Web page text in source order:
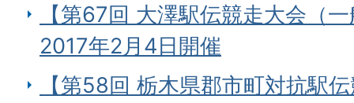
【第67回 大澤駅伝競走大会（
2017年2月4日開催
【第58回 栃木県郡市町対抗駅